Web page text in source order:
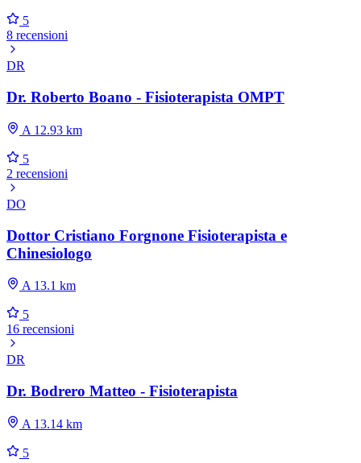
5
8 recensioni
DR
Dr. Roberto Boano - Fisioterapista OMPT
A 12.93 km
5
2 recensioni
DO
Dottor Cristiano Forgnone Fisioterapista e
Chinesiologo
A 13.1 km
5
16 recensioni
DR
Dr. Bodrero Matteo - Fisioterapista
A 13.14 km
5